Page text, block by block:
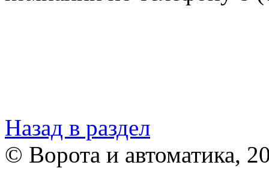
Назад в раздел
© Ворота и автоматика,